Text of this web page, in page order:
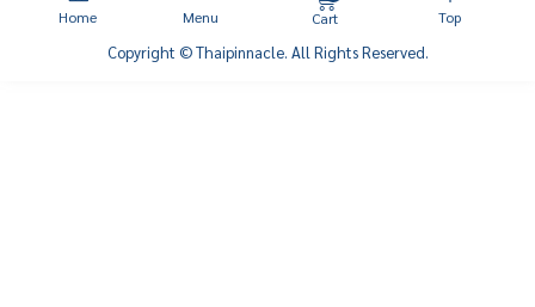
Home Menu Cart Top
Copyright © Thaipinnacle. All Rights Reserved.